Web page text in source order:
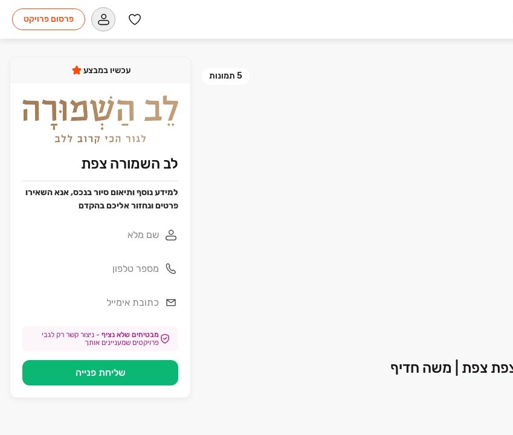
פרסום פרויקט
5 תמונות
עכשיו במבצע
לב השמורה צפת
למידע נוסף ותיאום סיור בנכס, אנא השאירו
פרטים ונחזור אליכם בהקדם
מבטיחים שלא נציף - ניצור קשר רק לגבי
פרויקטים שמעניינים אותך
שליחת פנייה